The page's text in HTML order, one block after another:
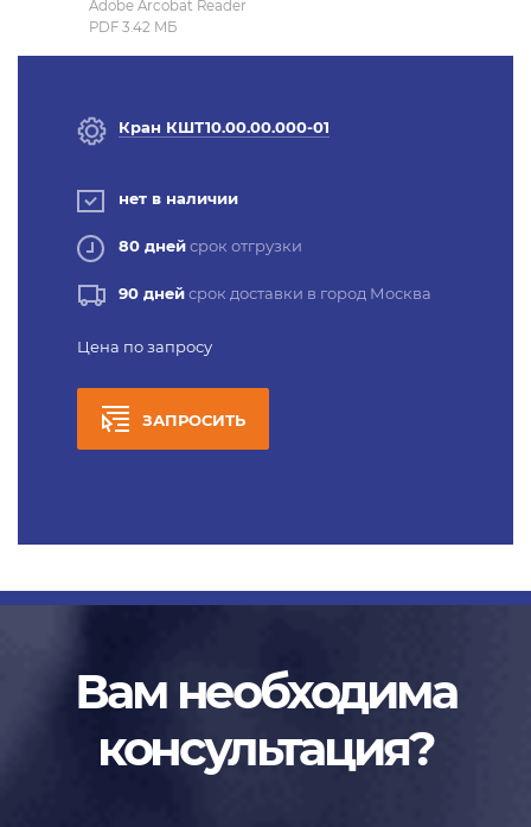
Adobe Arcobat Reader
PDF 3.42 MБ
Кран КШТ10.00.00.000-01
нет в наличии
80 днейсрок отгрузки
90 днейсрок доставки в город Москва
Цена по запросу
ЗАПРОСИТЬ
Вам необходима
консультация?